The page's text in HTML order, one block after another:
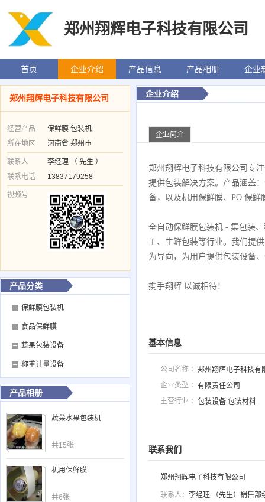
郑州翔辉电子科技有限公司
首页 企业介绍 产品信息 产品相册 企业
企业介绍
企业简介
郑州翔辉电子科技有限公司专
提供包装解决方案。产品涵盖
备，以及机用保鲜膜、PO 保鲜
全自动保鲜膜包装机 - 集包装
工、生鲜包装等行业。我们提
为导向，为用户提供包装设备
携手翔辉 以诚相待！
基本信息
公司名称 ： 郑州翔辉电子科技有
企业类型 ： 有限责任公司
主营行业 ： 包装设备 包装材料
联系我们
郑州翔辉电子科技有限公司
联系人： 李经理 （先生）销售部
郑州翔辉电子科技有限公司
经营产品
保鲜膜 包装机
所在地区
河南省 郑州市
联系人
李经理 （ 先生 ）
联系电话
13837179258
视频号
产品分类
保鲜膜包装机
食品保鲜膜
蔬果包装设备
称重计量设备
产品相册
蔬菜水果包装机
共15张
机用保鲜膜
共6张